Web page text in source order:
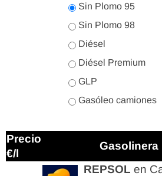
Sin Plomo 95
Sin Plomo 98
Diésel
Diésel Premium
GLP
Gasóleo camiones
Precio
€/l
Gasolinera
REPSOL en